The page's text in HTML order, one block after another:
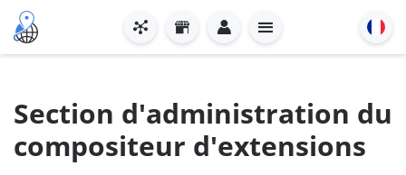
Section d'administration du
compositeur d'extensions